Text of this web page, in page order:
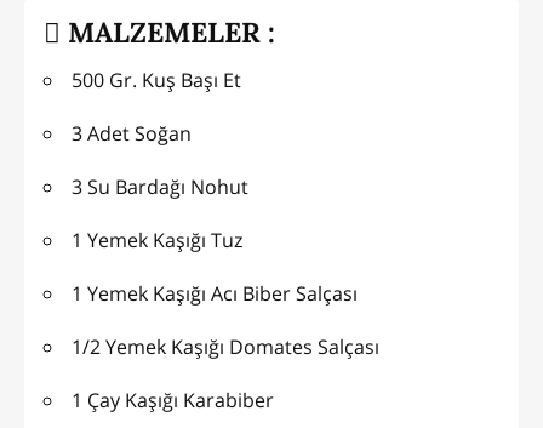
MALZEMELER :
500 Gr. Kuş Başı Et
3 Adet Soğan
3 Su Bardağı Nohut
1 Yemek Kaşığı Tuz
1 Yemek Kaşığı Acı Biber Salçası
1/2 Yemek Kaşığı Domates Salçası
1 Çay Kaşığı Karabiber